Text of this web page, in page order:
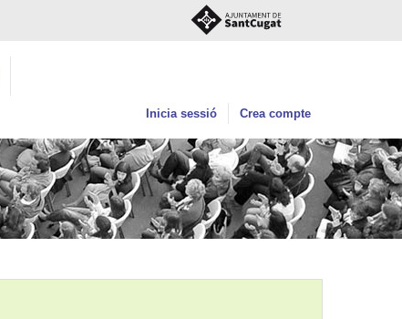
Inicia sessió Crea compte